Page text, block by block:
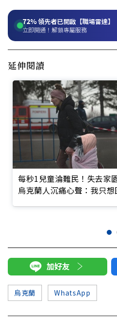
72%領先者已開啟【職場雷達】
立即開通！解鎖專屬服務
延伸閱讀
每秒1兒童淪難民！失去家
烏克蘭人沉痛心聲：我只想
加好友
烏克蘭 WhatsApp